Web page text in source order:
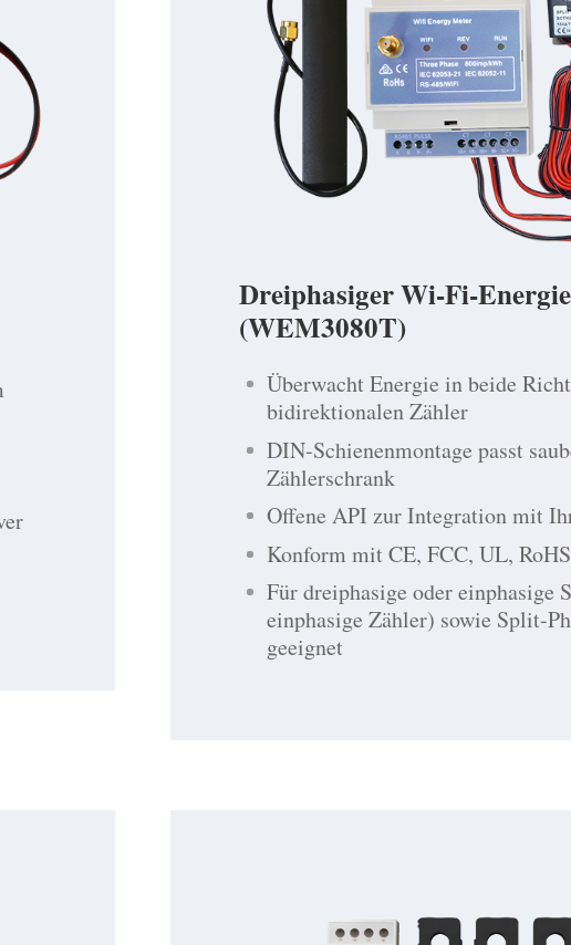
Dreiphasiger Wi-Fi-
(WEM3080T)
Überwacht Energie in beide
bidirektionalen Zähler
DIN-Schienenmontage passt
Zählerschrank
Offene API zur Integration mit
Konform mit CE, FCC, UL,
Für dreiphasige oder einphasige
einphasige Zähler) sowie Split-
geeignet